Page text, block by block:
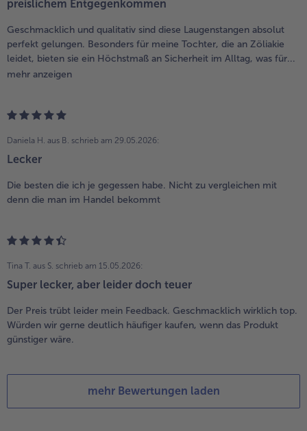
preislichem Entgegenkommen
Geschmacklich und qualitativ sind diese Laugenstangen absolut
perfekt gelungen. Besonders für meine Tochter, die an Zöliakie
leidet, bieten sie ein Höchstmaß an Sicherheit im Alltag, was für...
mehr anzeigen
Daniela H. aus B. schrieb am 29.05.2026:
Lecker
Die besten die ich je gegessen habe. Nicht zu vergleichen mit
denn die man im Handel bekommt
Tina T. aus S. schrieb am 15.05.2026:
Super lecker, aber leider doch teuer
Der Preis trübt leider mein Feedback. Geschmacklich wirklich top.
Würden wir gerne deutlich häufiger kaufen, wenn das Produkt
günstiger wäre.
mehr Bewertungen laden